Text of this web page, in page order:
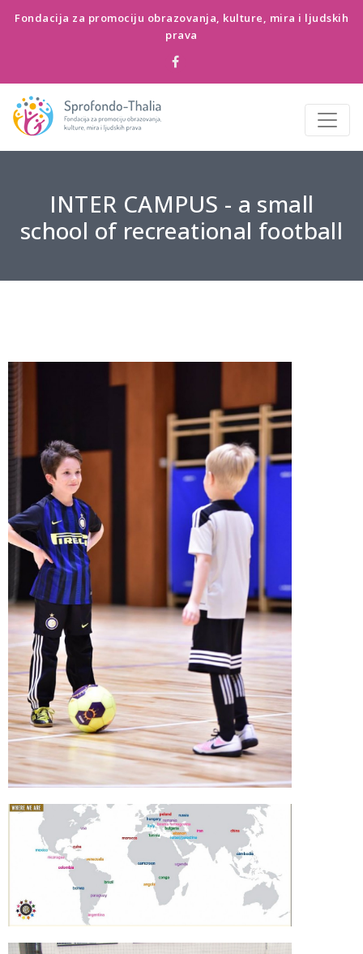
Fondacija za promociju obrazovanja, kulture, mira i ljudskih
prava
INTER CAMPUS - a small
school of recreational football